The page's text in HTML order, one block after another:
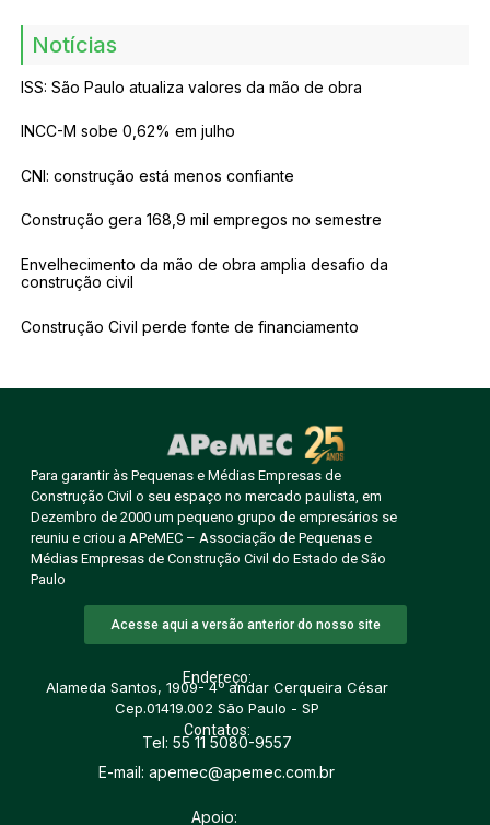
Notícias
ISS: São Paulo atualiza valores da mão de obra
INCC-M sobe 0,62% em julho
CNI: construção está menos confiante
Construção gera 168,9 mil empregos no semestre
Envelhecimento da mão de obra amplia desafio da
construção civil
Construção Civil perde fonte de financiamento
Para garantir às Pequenas e Médias Empresas de
Construção Civil o seu espaço no mercado paulista, em
Dezembro de 2000 um pequeno grupo de empresários se
reuniu e criou a APeMEC – Associação de Pequenas e
Médias Empresas de Construção Civil do Estado de São
Paulo
Acesse aqui a versão anterior do nosso site
Endereço:
Alameda Santos, 1909- 4º andar Cerqueira César
Cep.01419.002 São Paulo - SP
Contatos:
Tel: 55 11 5080-9557
E-mail: apemec@apemec.com.br
Apoio: